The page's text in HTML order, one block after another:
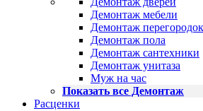
Демонтаж мебели
Демонтаж перегородок
Демонтаж пола
Демонтаж сантехники
Демонтаж унитаза
Муж на час
Показать все Демонтаж
Расценки